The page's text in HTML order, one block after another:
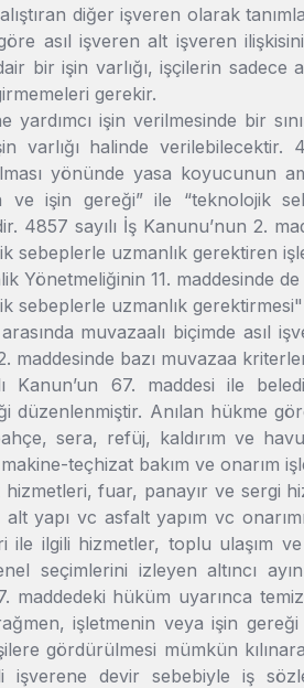
diğer işveren olarak
asıl işveren alt işveren
bir işin varlığı, işçilerin sadece
gerekir.
yardımcı işin verilmesinde bir
varlığı halinde verilebilecektir.
yönünde yasa koyucunun
ve işin gereği” ile “teknolojik
4857 sayılı İş Kanunu’nun 2.
sebeplerle uzmanlık gerektiren
Yönetmeliğinin 11. maddesinde
sebeplerle uzmanlık
muvazaalı biçimde asıl
maddesinde bazı muvazaa
Kanun’un 67. maddesi ile
düzenlenmiştir. Anılan hükme
sera, refüj, kaldırım ve
teçhizat bakım ve onarım
hizmetleri, fuar, panayır ve sergi
alt yapı vc asfalt yapım vc
ile ilgili hizmetler, toplu ulaşım
seçimlerini izleyen altıncı
maddedeki hüküm uyarınca
işletmenin veya işin
gördürülmesi mümkün
işverene devir sebebiyle iş